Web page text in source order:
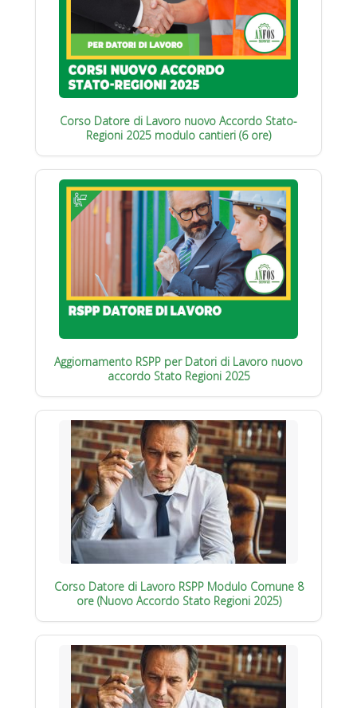
Corso Datore di Lavoro nuovo Accordo Stato-
Regioni 2025 modulo cantieri (6 ore)
Aggiornamento RSPP per Datori di Lavoro nuovo
accordo Stato Regioni 2025
Corso Datore di Lavoro RSPP Modulo Comune 8
ore (Nuovo Accordo Stato Regioni 2025)